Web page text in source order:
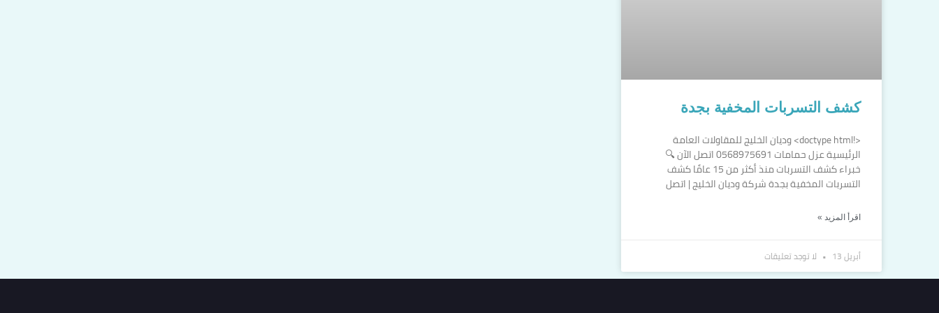
كشف التسربات المخفية بجدة
<!doctype html> وديان الخليج للمقاولات العامة
الرئيسية عزل حمامات 0568975691 اتصل الآن 🔍
خبراء كشف التسربات منذ أكثر من 15 عامًا كشف
التسربات المخفية بجدة شركة وديان الخليج | اتصل
اقرأ المزيد »
أبريل 13 لا توجد تعليقات